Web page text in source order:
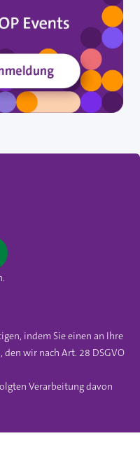
indem Sie einen an Ihre
wir nach Art. 28 DSGVO
Verarbeitung davon